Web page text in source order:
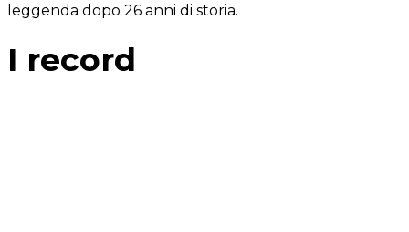
leggenda dopo 26 anni di storia.
I record